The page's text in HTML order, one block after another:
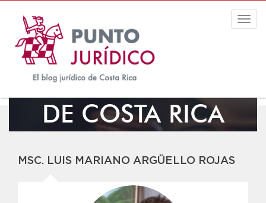
EL BLOG JURÍDICO
DE COSTA RICA
MSC. LUIS MARIANO ARGÜELLO ROJAS